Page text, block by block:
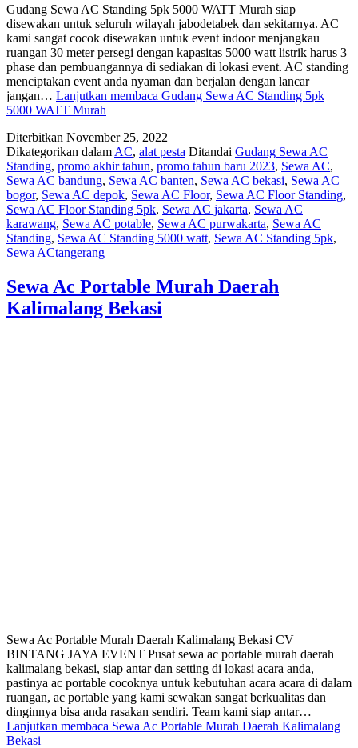
Gudang Sewa AC Standing 5pk 5000 WATT Murah siap
disewakan untuk seluruh wilayah jabodetabek dan sekitarnya. AC
kami sangat cocok disewakan untuk event indoor menjangkau
ruangan 30 meter persegi dengan kapasitas 5000 watt listrik harus 3
phase dan pembuangannya di sediakan di lokasi event. AC standing
menciptakan event anda nyaman dan berjalan dengan lancar
jangan… Lanjutkan membaca Gudang Sewa AC Standing 5pk
5000 WATT Murah
Diterbitkan November 25, 2022
Dikategorikan dalam AC, alat pesta Ditandai Gudang Sewa AC
Standing, promo akhir tahun, promo tahun baru 2023, Sewa AC,
Sewa AC bandung, Sewa AC banten, Sewa AC bekasi, Sewa AC
bogor, Sewa AC depok, Sewa AC Floor, Sewa AC Floor Standing,
Sewa AC Floor Standing 5pk, Sewa AC jakarta, Sewa AC
karawang, Sewa AC potable, Sewa AC purwakarta, Sewa AC
Standing, Sewa AC Standing 5000 watt, Sewa AC Standing 5pk,
Sewa ACtangerang
Sewa Ac Portable Murah Daerah
Kalimalang Bekasi
Sewa Ac Portable Murah Daerah Kalimalang Bekasi CV
BINTANG JAYA EVENT Pusat sewa ac portable murah daerah
kalimalang bekasi, siap antar dan setting di lokasi acara anda,
pastinya ac portable cocoknya untuk kebutuhan acara acara di dalam
ruangan, ac portable yang kami sewakan sangat berkualitas dan
dinginnya bisa anda rasakan sendiri. Team kami siap antar…
Lanjutkan membaca Sewa Ac Portable Murah Daerah Kalimalang
Bekasi